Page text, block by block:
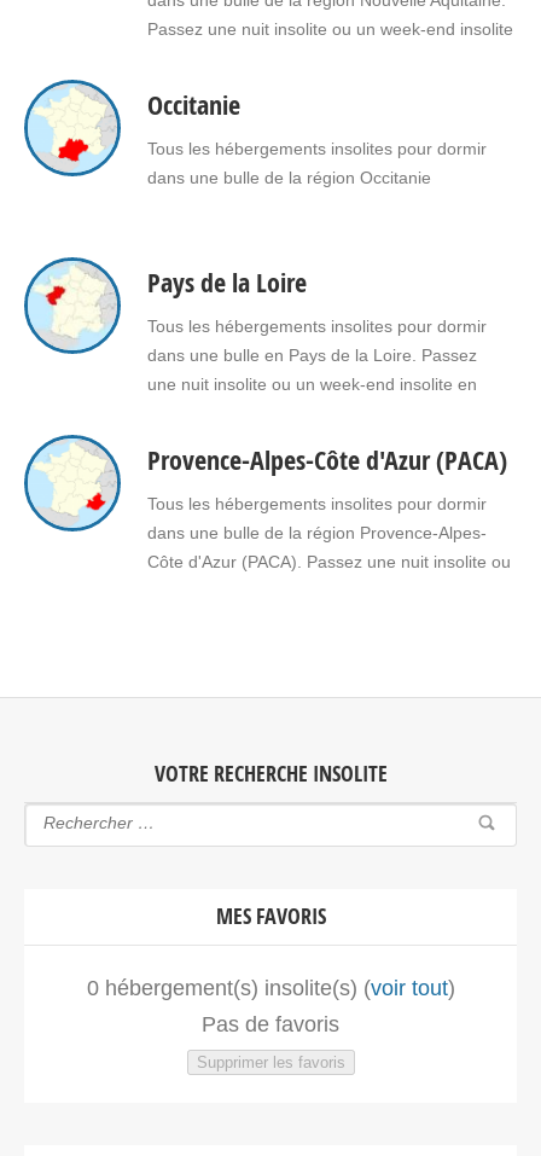
Passez une nuit insolite ou un week-end insolite
avec jacuzzi, spa, sauna dans une bulle en
Nouvelle Aquitaine pour vous ou pour offrir un…
Occitanie
Tous les hébergements insolites pour dormir
dans une bulle de la région Occitanie
Pays de la Loire
Tous les hébergements insolites pour dormir
dans une bulle en Pays de la Loire. Passez
une nuit insolite ou un week-end insolite en
spa, sauna dans une bulle en Pays de la Loire
pour vous ou pour offrir un…
Provence-Alpes-Côte d'Azur (PACA)
Tous les hébergements insolites pour dormir
dans une bulle de la région Provence-Alpes-
Côte d'Azur (PACA). Passez une nuit insolite ou
VOTRE RECHERCHE INSOLITE
MES FAVORIS
0hébergement(s) insolite(s) (voir tout)
Pas de favoris
Supprimer les favoris